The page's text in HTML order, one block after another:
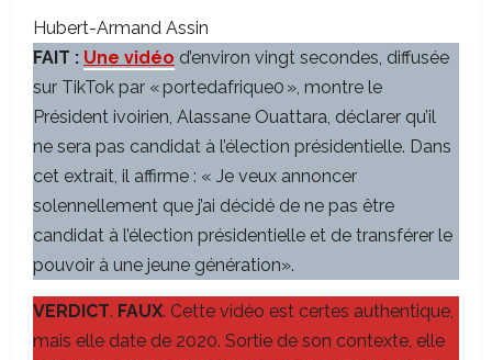
Hubert-Armand Assin
FAIT : Une vidéo d’environ vingt secondes, diffusée
sur TikTok par « portedafrique0 », montre le
Président ivoirien, Alassane Ouattara, déclarer qu’il
ne sera pas candidat à l’élection présidentielle. Dans
cet extrait, il affirme : « Je veux annoncer
solennellement que j’ai décidé de ne pas être
candidat à l’élection présidentielle et de transférer le
pouvoir à une jeune génération».
VERDICT. FAUX. Cette vidéo est certes authentique,
mais elle date de 2020. Sortie de son contexte, elle